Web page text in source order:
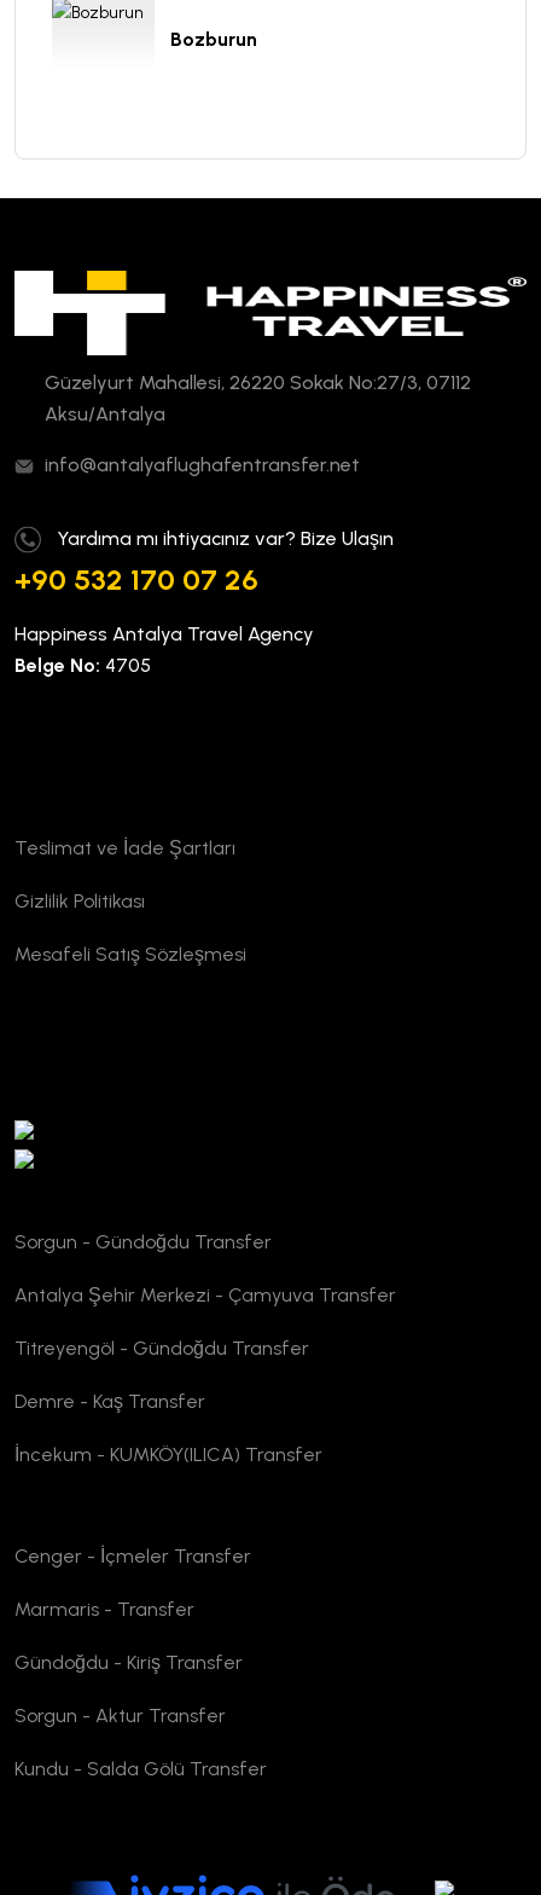
Bozburun
Güzelyurt Mahallesi, 26220 Sokak No:27/3, 07112
Aksu/Antalya
info@antalyaflughafentransfer.net
Yardıma mı ihtiyacınız var? Bize Ulaşın
+90 532 170 07 26
Happiness Antalya Travel Agency
Belge No: 4705
Teslimat ve İade Şartları
Gizlilik Politikası
Mesafeli Satış Sözleşmesi
Sorgun - Gündoğdu Transfer
Antalya Şehir Merkezi - Çamyuva Transfer
Titreyengöl - Gündoğdu Transfer
Demre - Kaş Transfer
İncekum - KUMKÖY(ILICA) Transfer
Cenger - İçmeler Transfer
Marmaris - Transfer
Gündoğdu - Kiriş Transfer
Sorgun - Aktur Transfer
Kundu - Salda Gölü Transfer